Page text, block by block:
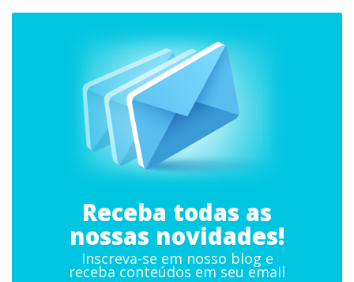
Receba todas as
nossas novidades!
Inscreva-se em nosso blog e
receba conteúdos em seu email